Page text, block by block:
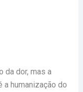
da dor, mas a
a humanização do